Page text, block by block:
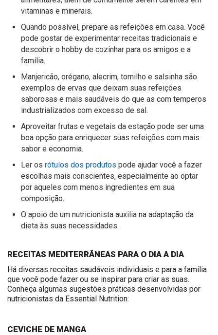
vitaminas e minerais.
Quando possível, prepare as refeições em casa. Você
pode gostar de experimentar receitas tradicionais e
descobrir o hobby de cozinhar para os amigos e a
família.
Manjericão, orégano, alecrim, tomilho e salsinha são
exemplos de ervas que deixam suas refeições
saborosas e mais saudáveis do que as com temperos
industrializados com excesso de sal.
Aproveitar frutas e vegetais da estação pode ser uma
boa opção para enriquecer suas refeições com mais
sabor e economia.
Ler os rótulos dos produtos pode ajudar você a fazer
escolhas mais conscientes, especialmente ao optar
por aqueles com menos ingredientes em sua
composição.
O apoio de um nutricionista auxilia na adaptação da
dieta às suas necessidades.
RECEITAS MEDITERRÂNEAS PARA O DIA A DIA
Há diversas receitas saudáveis individuais e para a família
que você pode fazer ou se inspirar para criar as suas.
Conheça algumas sugestões práticas desenvolvidas por
nutricionistas da Essential Nutrition:
CEVICHE DE MANGA